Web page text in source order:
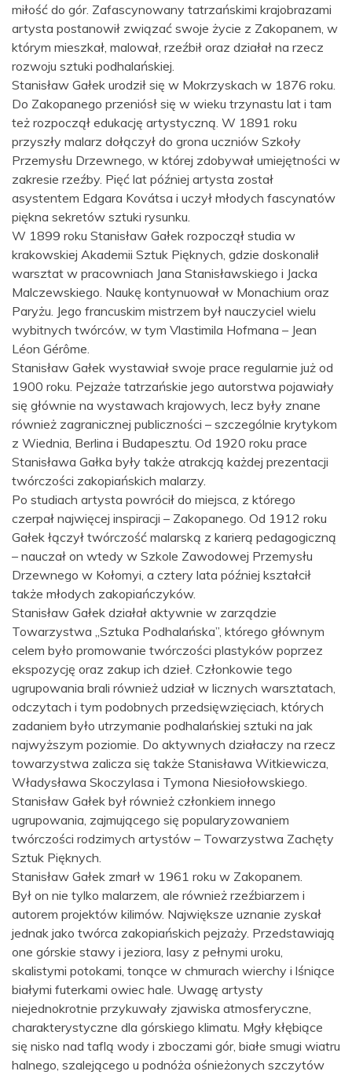
miłość do gór. Zafascynowany tatrzańskimi krajobrazami
artysta postanowił związać swoje życie z Zakopanem, w
którym mieszkał, malował, rzeźbił oraz działał na rzecz
rozwoju sztuki podhalańskiej.
Stanisław Gałek urodził się w Mokrzyskach w 1876 roku.
Do Zakopanego przeniósł się w wieku trzynastu lat i tam
też rozpoczął edukację artystyczną. W 1891 roku
przyszły malarz dołączył do grona uczniów Szkoły
Przemysłu Drzewnego, w której zdobywał umiejętności w
zakresie rzeźby. Pięć lat później artysta został
asystentem Edgara Kovátsa i uczył młodych fascynatów
piękna sekretów sztuki rysunku.
W 1899 roku Stanisław Gałek rozpoczął studia w
krakowskiej Akademii Sztuk Pięknych, gdzie doskonalił
warsztat w pracowniach Jana Stanisławskiego i Jacka
Malczewskiego. Naukę kontynuował w Monachium oraz
Paryżu. Jego francuskim mistrzem był nauczyciel wielu
wybitnych twórców, w tym Vlastimila Hofmana – Jean
Léon Gérôme.
Stanisław Gałek wystawiał swoje prace regularnie już od
1900 roku. Pejzaże tatrzańskie jego autorstwa pojawiały
się głównie na wystawach krajowych, lecz były znane
również zagranicznej publiczności – szczególnie krytykom
z Wiednia, Berlina i Budapesztu. Od 1920 roku prace
Stanisława Gałka były także atrakcją każdej prezentacji
twórczości zakopiańskich malarzy.
Po studiach artysta powrócił do miejsca, z którego
czerpał najwięcej inspiracji – Zakopanego. Od 1912 roku
Gałek łączył twórczość malarską z karierą pedagogiczną
– nauczał on wtedy w Szkole Zawodowej Przemysłu
Drzewnego w Kołomyi, a cztery lata później kształcił
także młodych zakopiańczyków.
Stanisław Gałek działał aktywnie w zarządzie
Towarzystwa „Sztuka Podhalańska”, którego głównym
celem było promowanie twórczości plastyków poprzez
ekspozycję oraz zakup ich dzieł. Członkowie tego
ugrupowania brali również udział w licznych warsztatach,
odczytach i tym podobnych przedsięwzięciach, których
zadaniem było utrzymanie podhalańskiej sztuki na jak
najwyższym poziomie. Do aktywnych działaczy na rzecz
towarzystwa zalicza się także Stanisława Witkiewicza,
Władysława Skoczylasa i Tymona Niesiołowskiego.
Stanisław Gałek był również członkiem innego
ugrupowania, zajmującego się popularyzowaniem
twórczości rodzimych artystów – Towarzystwa Zachęty
Sztuk Pięknych.
Stanisław Gałek zmarł w 1961 roku w Zakopanem.
Był on nie tylko malarzem, ale również rzeźbiarzem i
autorem projektów kilimów. Największe uznanie zyskał
jednak jako twórca zakopiańskich pejzaży. Przedstawiają
one górskie stawy i jeziora, lasy z pełnymi uroku,
skalistymi potokami, tonące w chmurach wierchy i lśniące
białymi futerkami owiec hale. Uwagę artysty
niejednokrotnie przykuwały zjawiska atmosferyczne,
charakterystyczne dla górskiego klimatu. Mgły kłębiące
się nisko nad taflą wody i zboczami gór, białe smugi wiatru
halnego, szalejącego u podnóża ośnieżonych szczytów